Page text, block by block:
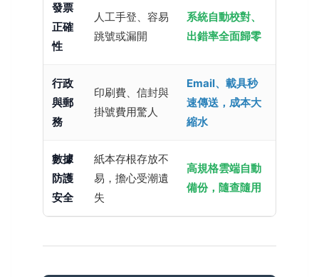
發票
正確
性
人工手登、容易
跳號或漏開
系統自動校對、
出錯率全面歸零
行政
與郵
務
印刷費、信封與
掛號費用驚人
Email、載具秒
速傳送，成本大
縮水
數據
防護
安全
紙本存根存放不
易，擔心受潮遺
失
高規格雲端自動
備份，隨查隨用